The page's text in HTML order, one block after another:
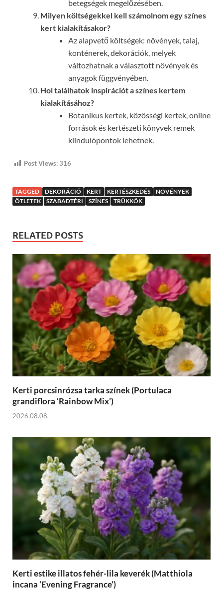
betegségek megelőzésében.
Milyen költségekkel kell számolnom egy színes
kert kialakításakor?
Az alapvető költségek: növények, talaj,
konténerek, dekorációk, melyek
változhatnak a választott növények és
anyagok függvényében.
Hol találhatok inspirációt a színes kertem
kialakításához?
Botanikus kertek, közösségi kertek, online
források és kertészeti könyvek remek
kiindulópontok lehetnek.
Post Views:316
TAGGED DEKORÁCIÓ KERT KERTÉSZKEDÉS
NÖVÉNYEK
ÖTLETEK
SZABADTÉRI SZÍNES TRÜKKÖK
RELATED POSTS
Kerti porcsinrózsa tarka színek (Portulaca
grandiflora ‘Rainbow Mix’)
2026.08.08.
Kerti estike illatos fehér-lila keverék (Matthiola
incana ‘Evening Fragrance’)